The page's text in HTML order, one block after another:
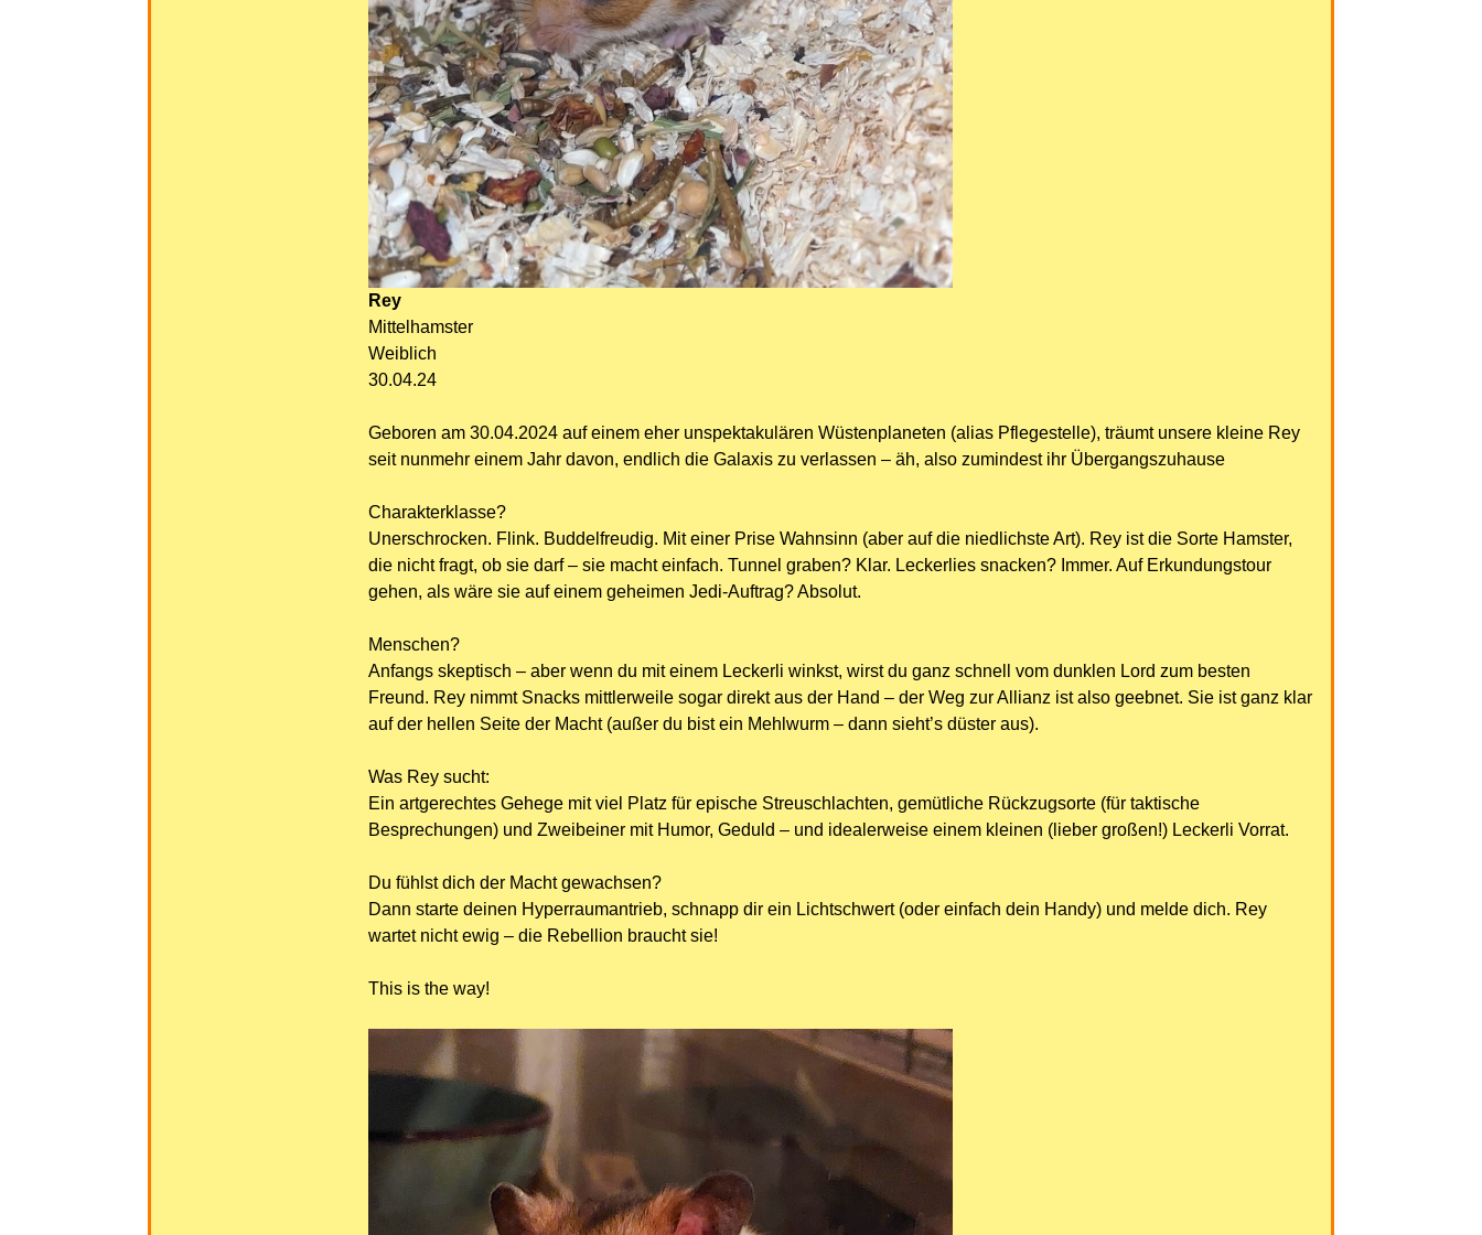
Rey
Mittelhamster
Weiblich
30.04.24
Geboren am 30.04.2024 auf einem eher unspektakulären Wüstenplaneten (alias Pflegestelle), träumt unsere kleine Rey
seit nunmehr einem Jahr davon, endlich die Galaxis zu verlassen – äh, also zumindest ihr Übergangszuhause
Charakterklasse?
Unerschrocken. Flink. Buddelfreudig. Mit einer Prise Wahnsinn (aber auf die niedlichste Art). Rey ist die Sorte Hamster,
die nicht fragt, ob sie darf – sie macht einfach. Tunnel graben? Klar. Leckerlies snacken? Immer. Auf Erkundungstour
gehen, als wäre sie auf einem geheimen Jedi-Auftrag? Absolut.
Menschen?
Anfangs skeptisch – aber wenn du mit einem Leckerli winkst, wirst du ganz schnell vom dunklen Lord zum besten
Freund. Rey nimmt Snacks mittlerweile sogar direkt aus der Hand – der Weg zur Allianz ist also geebnet. Sie ist ganz klar
auf der hellen Seite der Macht (außer du bist ein Mehlwurm – dann sieht’s düster aus).
Was Rey sucht:
Ein artgerechtes Gehege mit viel Platz für epische Streuschlachten, gemütliche Rückzugsorte (für taktische
Besprechungen) und Zweibeiner mit Humor, Geduld – und idealerweise einem kleinen (lieber großen!) Leckerli Vorrat.
Du fühlst dich der Macht gewachsen?
Dann starte deinen Hyperraumantrieb, schnapp dir ein Lichtschwert (oder einfach dein Handy) und melde dich. Rey
wartet nicht ewig – die Rebellion braucht sie!
This is the way!